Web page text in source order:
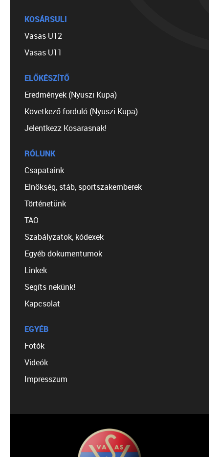
KOSÁRSULI
Vasas U12
Vasas U11
ELŐKÉSZÍTŐ
Eredmények (Nyuszi Kupa)
Következő forduló (Nyuszi Kupa)
Jelentkezz Kosarasnak!
RÓLUNK
Csapataink
Elnökség, stáb, sportszakemberek
Történetünk
TAO
Szabályzatok, kódexek
Egyéb dokumentumok
Linkek
Segíts nekünk!
Kapcsolat
EGYÉB
Fotók
Videók
Impresszum